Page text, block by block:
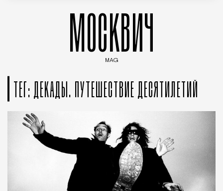
МОСКВИЧ
MAG
ТЕГ: ДЕКАДЫ. ПУТЕШЕСТВИЕ ДЕСЯТИЛЕТИЙ